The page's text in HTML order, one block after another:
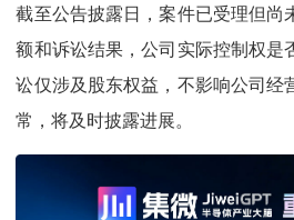
截至公告披露日，案件已受理但尚
额和诉讼结果，公司实际控制权是
讼仅涉及股东权益，不影响公司经
常，将及时披露进展。